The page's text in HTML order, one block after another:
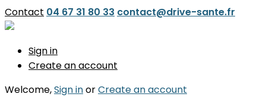
Contact 04 67 31 80 33 contact@drive-sante.fr
Sign in
Create an account
Welcome,Sign inorCreate an account